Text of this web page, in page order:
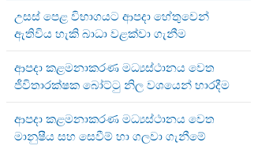
උසස් පෙළ විභාගයට ආපදා හේතුවෙන්
ඇතිවිය හැකි බාධා වළක්වා ගැනීම
ආපදා කළමනාකරණ මධ්‍යස්ථානය වෙත
ජීවිතාරක්ෂක බෝට්ටු නිල වශයෙන් භාරදීම
ආපදා කළමනාකරණ මධ්‍යස්ථානය වෙත
මානුෂීය සහ සෙවීම් හා ගලවා ගැනීමේ